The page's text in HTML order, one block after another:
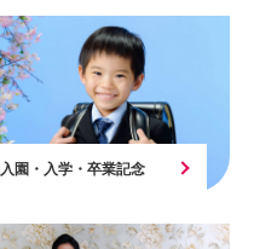
入園・入学・卒業記念